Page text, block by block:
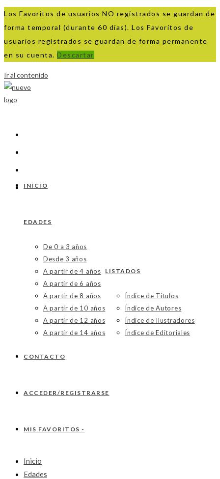
Los Favoritos de usuarios NO registrados se guardan de
forma temporal (durante 60 días). Los Favoritos de
usuarios registrados se guardan de forma permanente
en su cuenta. Descartar
Ir al contenido
INICIO
EDADES
De 0 a 3 años
Desde 3 años
A partir de 4 años
A partir de 6 años
A partir de 8 años
A partir de 10 años
A partir de 12 años
A partir de 14 años
LISTADOS
Índice de Títulos
Índice de Autores
Índice de Ilustradores
Índice de Editoriales
CONTACTO
ACCEDER/REGISTRARSE
MIS FAVORITOS -
Inicio
Edades